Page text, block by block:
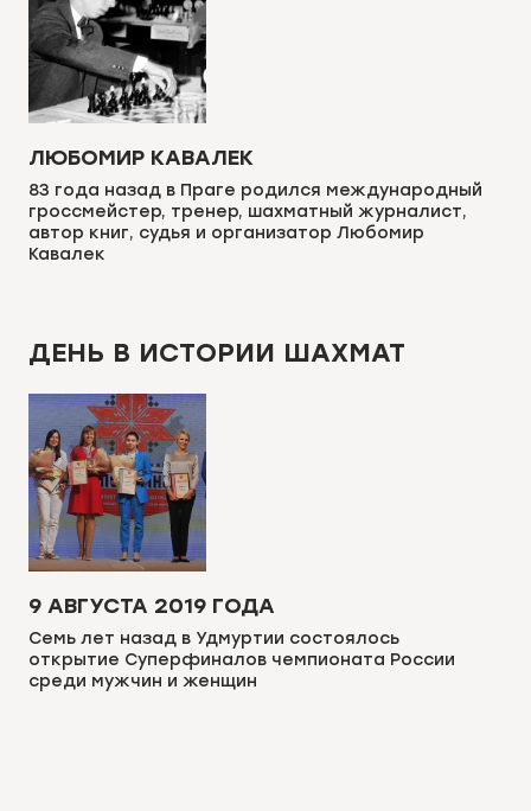
ЛЮБОМИР КАВАЛЕК
83 года назад в Праге родился международный
гроссмейстер, тренер, шахматный журналист,
автор книг, судья и организатор Любомир
Кавалек
ДЕНЬ В ИСТОРИИ ШАХМАТ
9 АВГУСТА 2019 ГОДА
Семь лет назад в Удмуртии состоялось
открытие Суперфиналов чемпионата России
среди мужчин и женщин